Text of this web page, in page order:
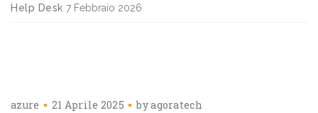
Help Desk 7 Febbraio 2026
azure 21 Aprile 2025 byagoratech